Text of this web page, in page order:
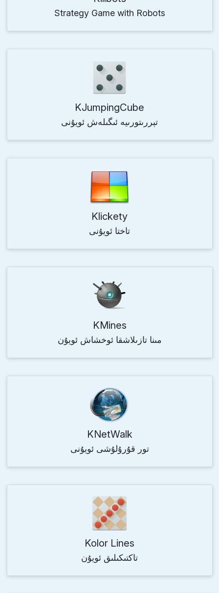
Strategy Game with Robots
KJumpingCube
تېررىتورىيە ئىگىلەش ئويۇنى
Klickety
تاختا ئويۇنى
KMines
مىنا تازىلاشقا ئوخشاش ئويۇن
KNetWalk
تور قۇرۇلۇشى ئويۇنى
Kolor Lines
تاكتىكىلىق ئويۇن